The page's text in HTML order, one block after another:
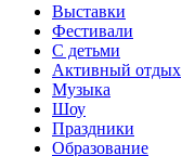
Выставки
Фестивали
С детьми
Активный отдых
Музыка
Шоу
Праздники
Образование